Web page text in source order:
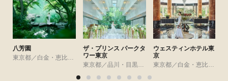
八芳園
東京都／白金・恵比寿・代官山・広尾
ザ・プリンス パークタ
ワー東京
東京都／品川・目黒・浜松町・世田谷
ウェスティンホテル東
京
東京都／白金・恵比寿・代官山・広尾